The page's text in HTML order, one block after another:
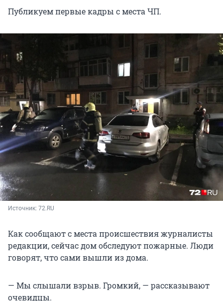
Публикуем первые кадры с места ЧП.
Источник: 72.RU
Как сообщают с места происшествия журналисты
редакции, сейчас дом обследуют пожарные. Люди
говорят, что сами вышли из дома.
— Мы слышали взрыв. Громкий, — рассказывают
очевидцы.